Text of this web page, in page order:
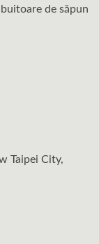
de săpun
Taipei City,